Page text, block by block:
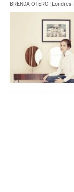
BRENDA OTERO | Londres |